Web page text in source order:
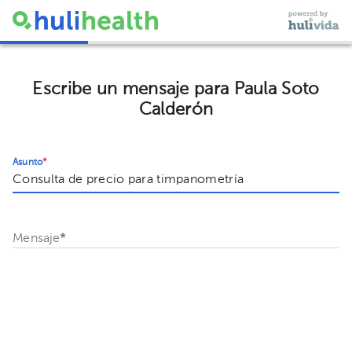
Escribe un mensaje para Paula Soto
Calderón
Asunto*
Mensaje*